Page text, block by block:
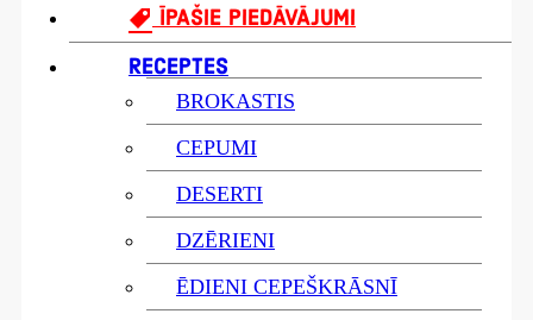
ĪPAŠIE PIEDĀVĀJUMI
RECEPTES
BROKASTIS
CEPUMI
DESERTI
DZĒRIENI
ĒDIENI CEPEŠKRĀSNĪ